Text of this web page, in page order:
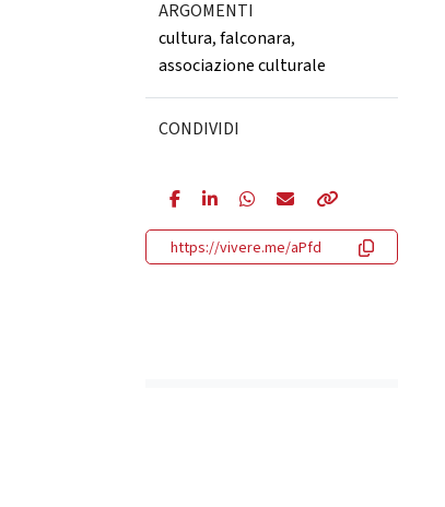
ARGOMENTI
cultura,falconara,
associazione culturale
CONDIVIDI
https://vivere.me/aPfd